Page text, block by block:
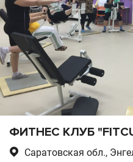
ФИТНЕС КЛУБ
 Саратовская обл.,